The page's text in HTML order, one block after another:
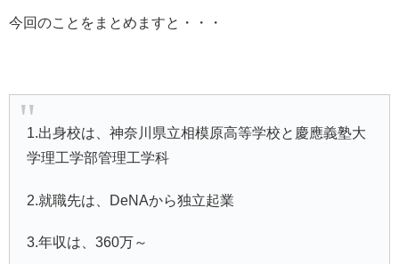
今回のことをまとめますと・・・
1.出身校は、神奈川県立相模原高等学校と慶應義塾大
学理工学部管理工学科
2.就職先は、DeNAから独立起業
3.年収は、360万～